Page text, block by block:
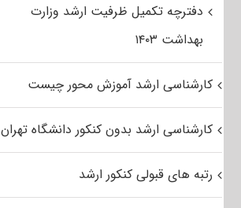
دفترچه تکمیل ظرفیت ارشد وزارت
بهداشت ۱۴۰۳
کارشناسی ارشد آموزش محور چیست
کارشناسی ارشد بدون کنکور دانشگاه تهران
رتبه های قبولی کنکور ارشد